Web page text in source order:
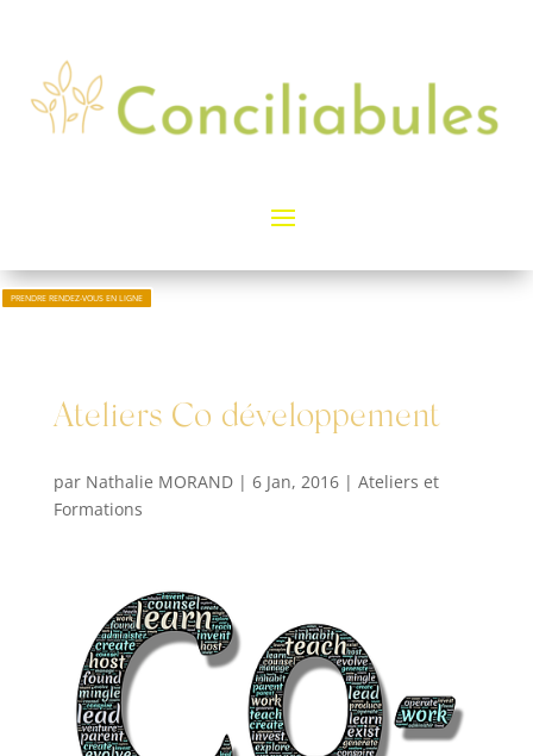
PRENDRE RENDEZ-VOUS EN LIGNE
Ateliers Co développement
par Nathalie MORAND| 6 Jan, 2016| Ateliers et
Formations